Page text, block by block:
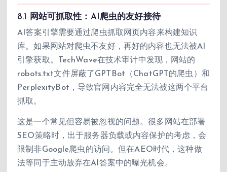
8.1 网站可抓取性：AI爬虫的友好接待
AI答案引擎需要通过爬虫抓取网页内容来构建知识
库。如果网站对爬虫不友好，再好的内容也无法被AI
引擎获取。TechWave在技术审计中发现，网站的
robots.txt文件屏蔽了GPTBot（ChatGPT的爬虫）和
PerplexityBot，导致官网内容完全无法被这两个平台
抓取。
这是一个常见但容易被忽视的问题。很多网站在部署
SEO策略时，出于服务器负载或内容保护的考虑，会
限制非Google爬虫的访问。但在AEO时代，这种做
法等同于主动放弃在AI答案中的曝光机会。